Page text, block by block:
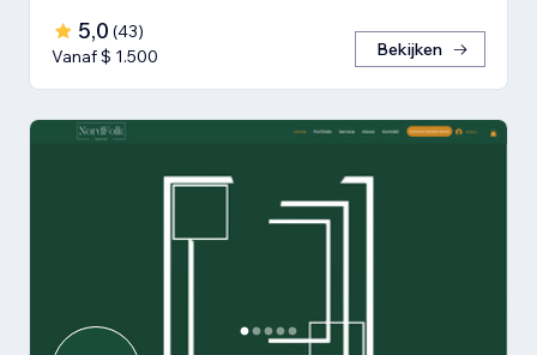
5,0 (43)
Vanaf $ 1.500
Bekijken